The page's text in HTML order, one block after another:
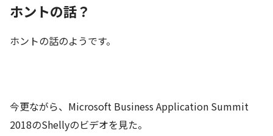
ホントの話？
ホントの話のようです。
今更ながら、Microsoft Business Application Summit
2018のShellyのビデオを見た。